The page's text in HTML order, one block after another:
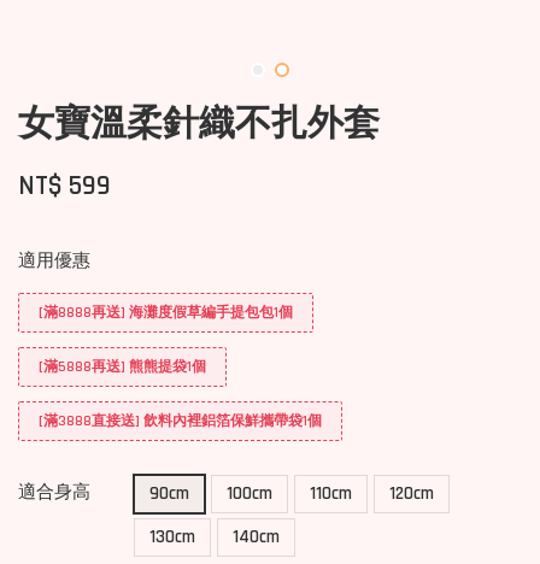
女寶溫柔針織不扎外套
NT$ 599
適用優惠
[滿8888再送] 海灘度假草編手提包包1個
[滿5888再送] 熊熊提袋1個
[滿3888直接送] 飲料內裡鋁箔保鮮攜帶袋1個
適合身高 90cm 100cm 110cm
120cm
130cm
140cm